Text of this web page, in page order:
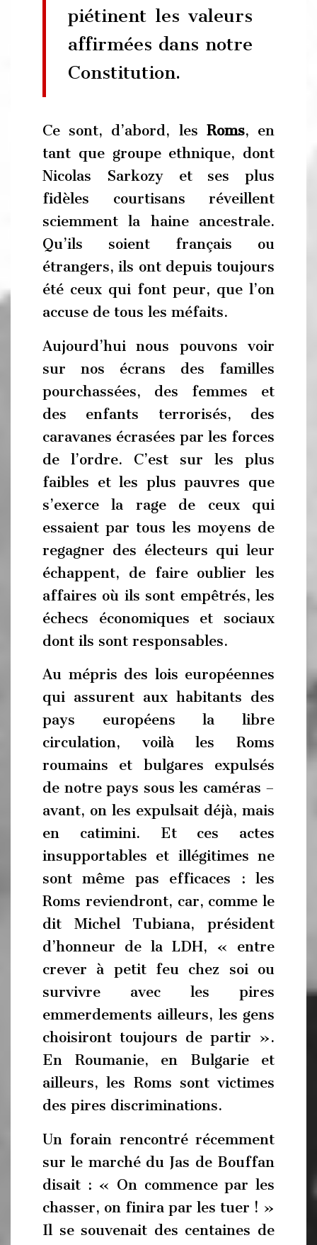
piétinent les valeurs
affirmées dans notre
Constitution.
Ce sont, d’abord, les Roms, en
tant que groupe ethnique, dont
Nicolas Sarkozy et ses plus
fidèles courtisans réveillent
sciemment la haine ancestrale.
Qu’ils soient français ou
étrangers, ils ont depuis toujours
été ceux qui font peur, que l’on
accuse de tous les méfaits.
Aujourd’hui nous pouvons voir
sur nos écrans des familles
pourchassées, des femmes et
des enfants terrorisés, des
caravanes écrasées par les forces
de l’ordre. C’est sur les plus
faibles et les plus pauvres que
s’exerce la rage de ceux qui
essaient par tous les moyens de
regagner des électeurs qui leur
échappent, de faire oublier les
affaires où ils sont empêtrés, les
échecs économiques et sociaux
dont ils sont responsables.
Au mépris des lois européennes
qui assurent aux habitants des
pays européens la libre
circulation, voilà les Roms
roumains et bulgares expulsés
de notre pays sous les caméras –
avant, on les expulsait déjà, mais
en catimini. Et ces actes
insupportables et illégitimes ne
sont même pas efficaces : les
Roms reviendront, car, comme le
dit Michel Tubiana, président
d’honneur de la LDH, « entre
crever à petit feu chez soi ou
survivre avec les pires
emmerdements ailleurs, les gens
choisiront toujours de partir ».
En Roumanie, en Bulgarie et
ailleurs, les Roms sont victimes
des pires discriminations.
Un forain rencontré récemment
sur le marché du Jas de Bouffan
disait : « On commence par les
chasser, on finira par les tuer ! »
Il se souvenait des centaines de